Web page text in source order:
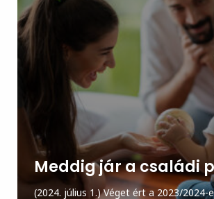
Meddig jár a családi
(2024. július 1.) Véget ért a 2023/2024-